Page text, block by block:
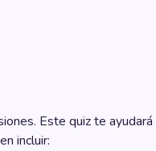
Este quiz te ayudará
incluir: